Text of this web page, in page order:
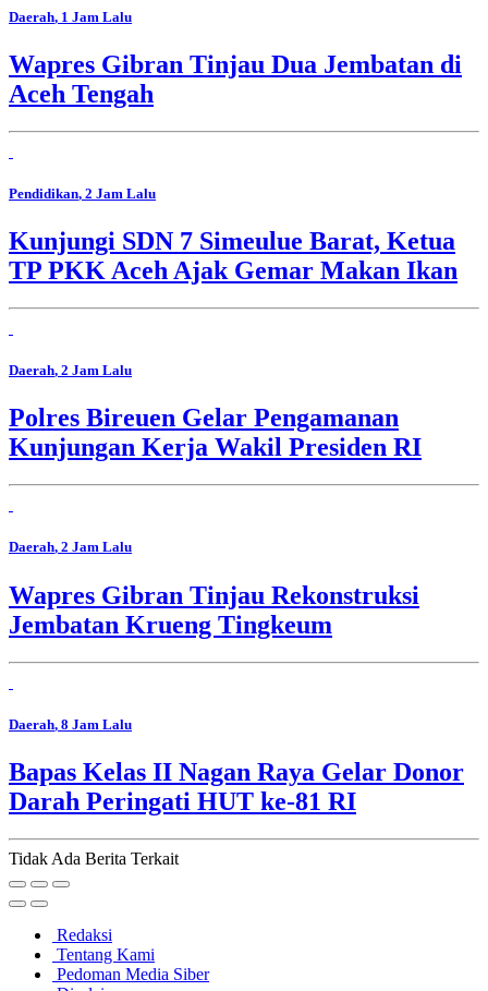
Daerah, 1 Jam Lalu
Wapres Gibran Tinjau Dua Jembatan di
Aceh Tengah
Pendidikan, 2 Jam Lalu
Kunjungi SDN 7 Simeulue Barat, Ketua
TP PKK Aceh Ajak Gemar Makan Ikan
Daerah, 2 Jam Lalu
Polres Bireuen Gelar Pengamanan
Kunjungan Kerja Wakil Presiden RI
Daerah, 2 Jam Lalu
Wapres Gibran Tinjau Rekonstruksi
Jembatan Krueng Tingkeum
Daerah, 8 Jam Lalu
Bapas Kelas II Nagan Raya Gelar Donor
Darah Peringati HUT ke-81 RI
Tidak Ada Berita Terkait
Redaksi
Tentang Kami
Pedoman Media Siber